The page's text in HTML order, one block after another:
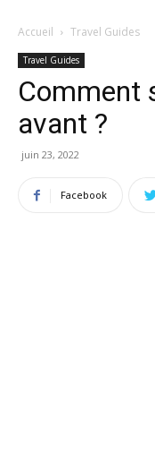
Accueil Travel Guides
Travel Guides
Comment
avant ?
juin 23, 2022
Facebook